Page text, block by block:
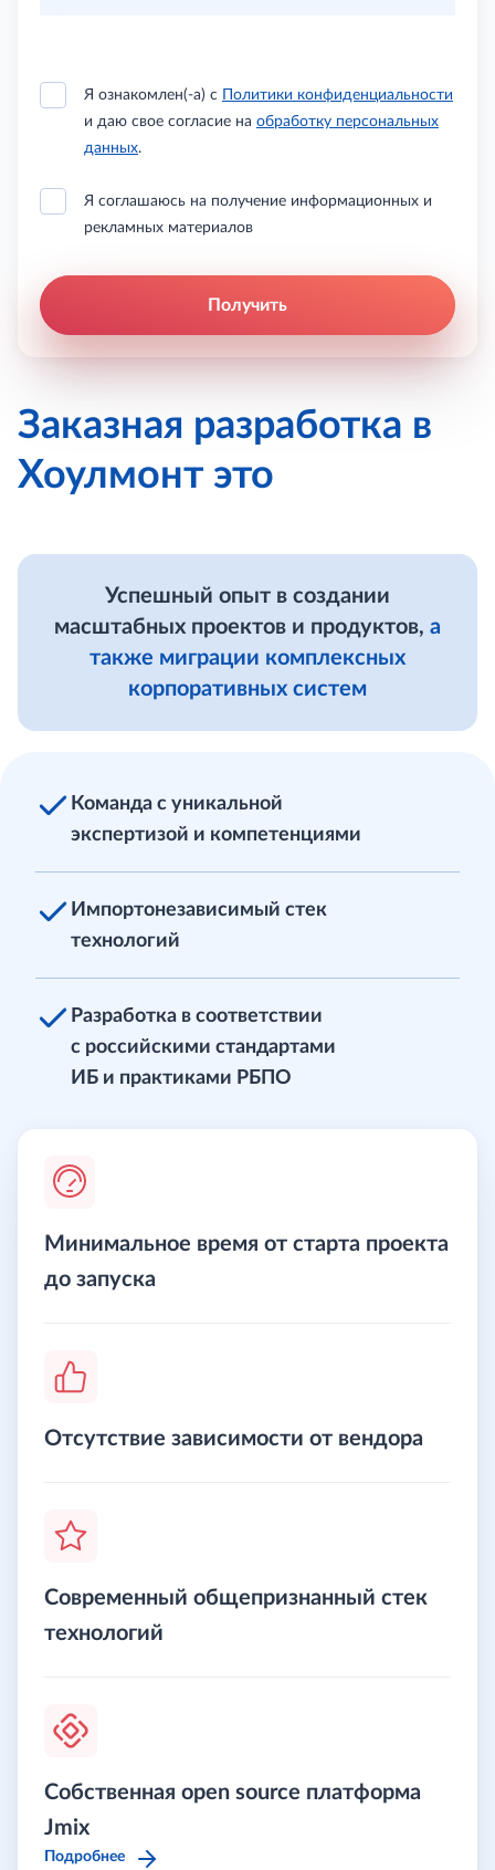
Получить
Я ознакомлен(-а) с Политики конфиденциальности
и даю свое согласие на обработку персональных
данных.
Я соглашаюсь на получение информационных и
рекламных материалов
Заказная разработка в
Хоулмонт это
Успешный опыт в создании
масштабных проектов и продуктов, а
также миграции комплексных
корпоративных систем
Команда с уникальной
экспертизой и компетенциями
Импортонезависимый стек
технологий
Разработка в соответствии
с российскими стандартами
ИБ и практиками РБПО
Минимальное время от старта проекта
до запуска
Отсутствие зависимости от вендора
Современный общепризнанный стек
технологий
Собственная open source платформа
Jmix
Подробнее